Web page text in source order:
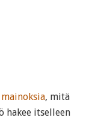
, mitä
hakee itselleen